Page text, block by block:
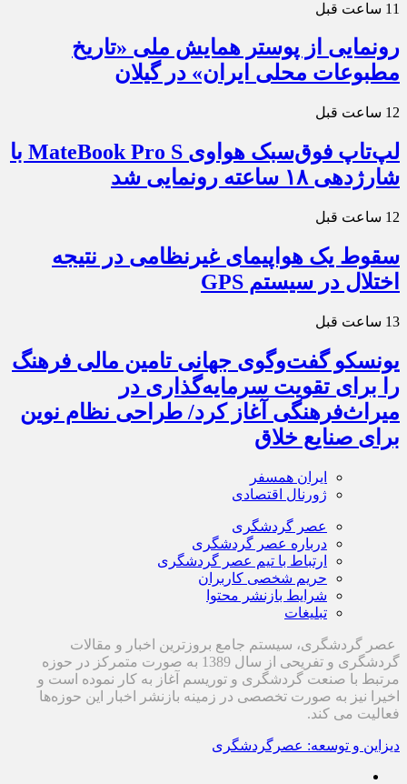
11 ساعت قبل
رونمایی از پوستر همایش ملی «تاریخ
مطبوعات محلی ایران» در گیلان
12 ساعت قبل
لپ‌تاپ فوق‌سبک هواوی MateBook Pro S با
شارژدهی ۱۸ ساعته رونمایی شد
12 ساعت قبل
سقوط یک هواپیمای غیرنظامی در نتیجه
اختلال در سیستم‌ GPS
13 ساعت قبل
یونسکو گفت‌وگوی جهانی تامین مالی فرهنگ
را برای تقویت سرمایه‌گذاری در
میراث‌فرهنگی آغاز کرد/ طراحی نظام نوین
برای صنایع خلاق
ایران همسفر
ژورنال اقتصادی
عصر گردشگری
درباره عصر گردشگری
ارتباط با تیم عصر گردشگری
حریم شخصی کاربران
شرایط بازنشر محتوا
تبلیغات
عصر گردشگری، سیستم جامع بروزترین اخبار و مقالات
گردشگری و تفریحی از سال 1389 به صورت متمرکز در حوزه
مرتبط با صنعت گردشگری و توریسم آغاز به کار نموده است و
اخیرا نیز به صورت تخصصی در زمینه بازنشر اخبار این حوزه‌ها
فعالیت می کند.
دیزاین و توسعه: عصرگردشگری